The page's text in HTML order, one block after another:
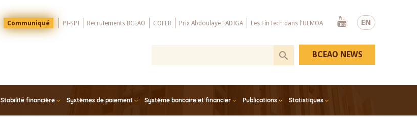
EN
Menu
Top
Communiqué PI-SPI Recrutements BCEAO COFEB Prix Abdoulaye FADIGA Les FinTech dans l'UEMOA
Youtube
Stabilité financière Systèmes de paiement Système bancaire et financier Publications Statistiques
BCEAO NEWS